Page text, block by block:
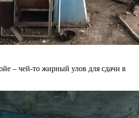
– чей-то жирный улов для сдачи в